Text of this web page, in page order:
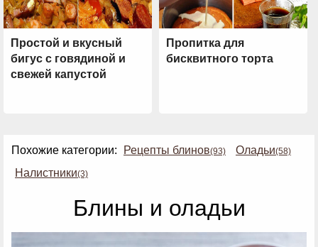
Простой и вкусный
бигус с говядиной и
свежей капустой
Пропитка для
бисквитного торта
Похожие категории: Рецепты блинов(93) Оладьи(58)
Налистники(3)
Блины и оладьи